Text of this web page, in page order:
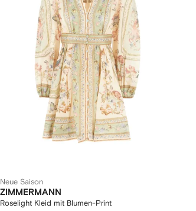
Neue Saison
ZIMMERMANN
Roselight Kleid mit Blumen-Print